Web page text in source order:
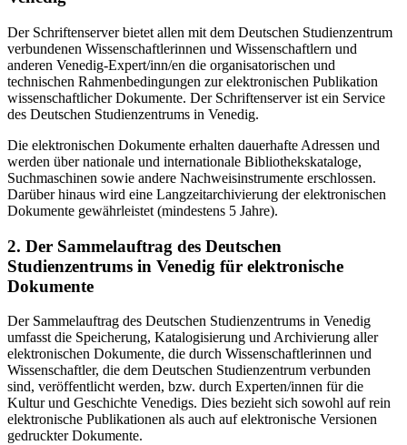
Der Schriftenserver bietet allen mit dem Deutschen Studienzentrum
verbundenen Wissenschaftlerinnen und Wissenschaftlern und
anderen Venedig-Expert/inn/en die organisatorischen und
technischen Rahmenbedingungen zur elektronischen Publikation
wissenschaftlicher Dokumente. Der Schriftenserver ist ein Service
des Deutschen Studienzentrums in Venedig.
Die elektronischen Dokumente erhalten dauerhafte Adressen und
werden über nationale und internationale Bibliothekskataloge,
Suchmaschinen sowie andere Nachweisinstrumente erschlossen.
Darüber hinaus wird eine Langzeitarchivierung der elektronischen
Dokumente gewährleistet (mindestens 5 Jahre).
2. Der Sammelauftrag des Deutschen
Studienzentrums in Venedig für elektronische
Dokumente
Der Sammelauftrag des Deutschen Studienzentrums in Venedig
umfasst die Speicherung, Katalogisierung und Archivierung aller
elektronischen Dokumente, die durch Wissenschaftlerinnen und
Wissenschaftler, die dem Deutschen Studienzentrum verbunden
sind, veröffentlicht werden, bzw. durch Experten/innen für die
Kultur und Geschichte Venedigs. Dies bezieht sich sowohl auf rein
elektronische Publikationen als auch auf elektronische Versionen
gedruckter Dokumente.